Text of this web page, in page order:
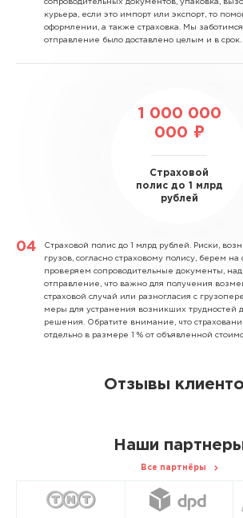
сопроводительных документов, упаковка,
курьера, если это импорт или экспорт, то
оформлении, а также страховка. Мы
отправление было доставлено целым и в срок.
1 000 000
000 ₽
Страховой
полис до 1 млрд
рублей
Страховой полис до 1 млрд рублей. Риски,
грузов, согласно страховому полису, берем
проверяем сопроводительные документы,
отправление, что важно для получения
страховой случай или разногласия с
меры для устранения возникших трудностей
решения. Обратите внимание, что
отдельно в размере 1 % от объявленной
Отзывы
Наши
Все партнёры